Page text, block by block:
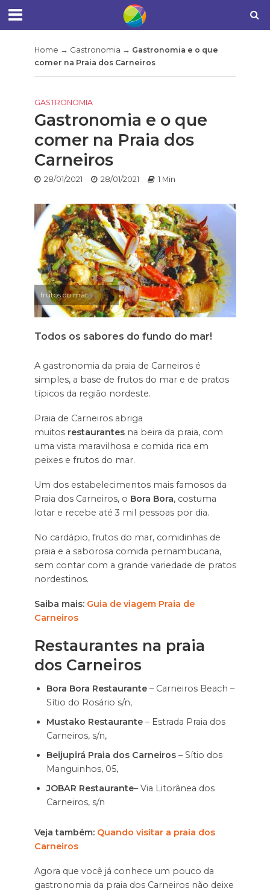
Home → Gastronomia → Gastronomia e o que
comer na Praia dos Carneiros
GASTRONOMIA
Gastronomia e o que
comer na Praia dos
Carneiros
28/01/2021 28/01/2021 1 Min
frutos do mar
Todos os sabores do fundo do mar!
A gastronomia da praia de Carneiros é
simples, a base de frutos do mar e de pratos
típicos da região nordeste.
Praia de Carneiros abriga
muitos restaurantes na beira da praia, com
uma vista maravilhosa e comida rica em
peixes e frutos do mar.
Um dos estabelecimentos mais famosos da
Praia dos Carneiros, o Bora Bora, costuma
lotar e recebe até 3 mil pessoas por dia.
No cardápio, frutos do mar, comidinhas de
praia e a saborosa comida pernambucana,
sem contar com a grande variedade de pratos
nordestinos.
Saiba mais: Guia de viagem Praia de
Carneiros
Restaurantes na praia
dos Carneiros
Bora Bora Restaurante– Carneiros Beach –
Sítio do Rosário s/n,
Mustako Restaurante– Estrada Praia dos
Carneiros, s/n,
Beijupirá Praia dos Carneiros– Sítio dos
Manguinhos, 05,
JOBAR Restaurante– Via Litorânea dos
Carneiros, s/n
Veja também: Quando visitar a praia dos
Carneiros
Agora que você já conhece um pouco da
gastronomia da praia dos Carneiros não deixe